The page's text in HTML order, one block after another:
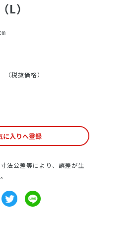
L）
（税抜価格）
に入りへ登録
法公差等により、誤差が生